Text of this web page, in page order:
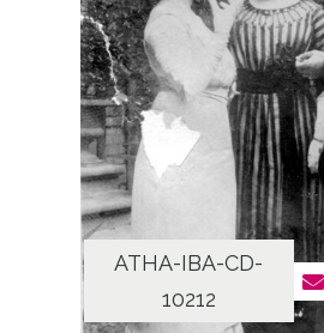
ATHA-IBA-CD-
10212